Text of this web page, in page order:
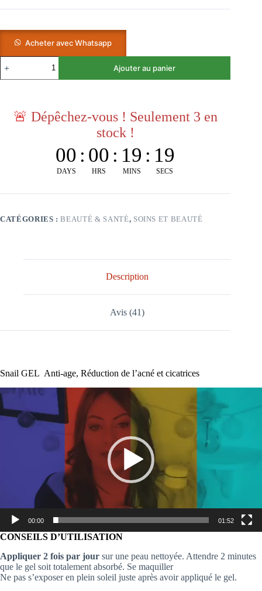
Acheter avec Whatsapp
Ajouter au panier
🚨 Dépêchez-vous ! Seulement 3 en
stock !
00
DAYS
: 00
HRS
: 19
MINS
: 19
SECS
CATÉGORIES :BEAUTÉ & SANTÉ, SOINS ET BEAUTÉ
Description
Avis (41)
Snail GEL Anti-age, Réduction de l’acné et cicatrices
Lecteur
vidéo
00:00 01:52
CONSEILS D’UTILISATION
Appliquer 2 fois par jour sur une peau nettoyée. Attendre 2 minutes
que le gel soit totalement absorbé. Se maquiller
Ne pas s’exposer en plein soleil juste après avoir appliqué le gel.